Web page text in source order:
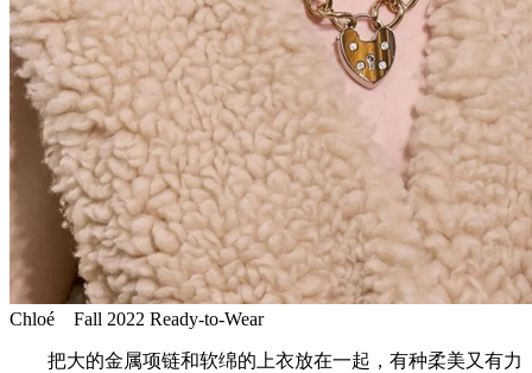
Chloé Fall 2022 Ready-to-Wear
把大的金属项链和软绵的上衣放在一起，有种柔美又有力